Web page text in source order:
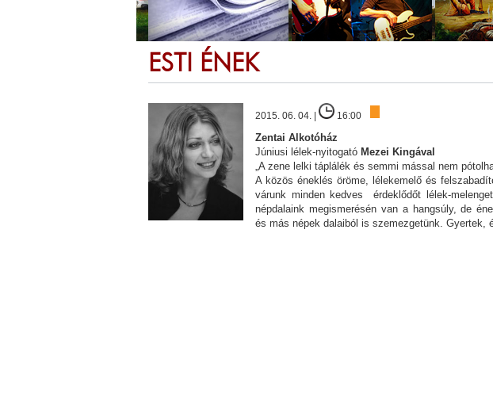
ESTI ÉNEK
2015. 06. 04. | 16:00
Zentai Alkotóház
Júniusi lélek-nyitogató Mezei Kingával
„A zene lelki táplálék és semmi mással nem
A közös éneklés öröme, lélekemelő és
várunk minden kedves érdeklődőt lélek-
népdalaink megismerésén van a hangsúly, de
és más népek dalaiból is szemezgetünk. Gyertek,